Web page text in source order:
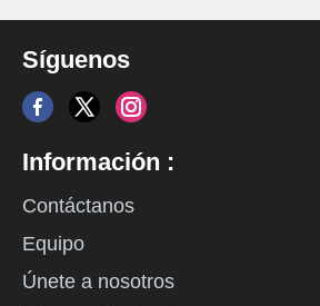
Síguenos
Información :
Contáctanos
Equipo
Únete a nosotros